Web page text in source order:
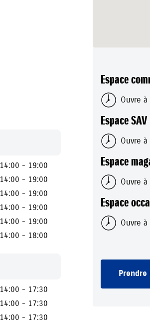
Espace
Ouvre
Espace SAV
Ouvre
Espace
Ouvre
Espace
Ouvre
14:00 - 19:00
14:00 - 19:00
14:00 - 19:00
14:00 - 19:00
14:00 - 19:00
14:00 - 18:00
14:00 - 17:30
14:00 - 17:30
14:00 - 17:30